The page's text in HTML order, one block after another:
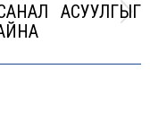
АСУУЛГЫГ